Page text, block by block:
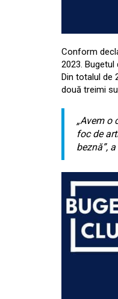
Conform
2023.
Din totalul de
două treimi
„Avem o
foc de
beznă”,